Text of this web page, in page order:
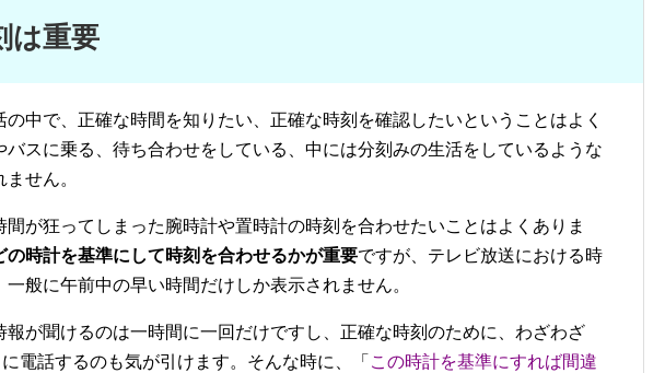
は重要
の中で、正確な時間を知りたい、正確な時刻を確認したいということはよく
バスに乗る、待ち合わせをしている、中には分刻みの生活をしているような
せん。
間が狂ってしまった腕時計や置時計の時刻を合わせたいことはよくありま
の時計を基準にして時刻を合わせるかが重要ですが、テレビ放送における時
般に午前中の早い時間だけしか表示されません。
報が聞けるのは一時間に一回だけですし、正確な時刻のために、わざわざ
に電話するのも気が引けます。そんな時に、「 この時計を基準にすれば間違